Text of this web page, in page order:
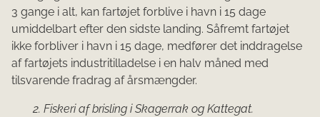
3 gange i alt, kan fartøjet forblive i havn i 15 dage
umiddelbart efter den sidste landing. Såfremt fartøjet
ikke forbliver i havn i 15 dage, medfører det inddragelse
af fartøjets industritilladelse i en halv måned med
tilsvarende fradrag af årsmængder.
2. Fiskeri af brisling i Skagerrak og Kattegat.